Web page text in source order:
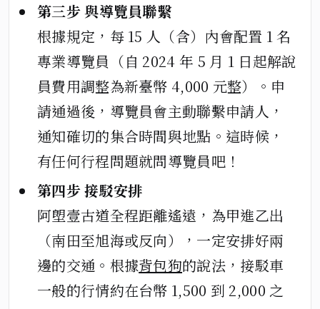
第三步 與導覽員聯繫
根據規定，每 15 人（含）內會配置 1 名
專業導覽員（自 2024 年 5 月 1 日起解說
員費用調整為新臺幣 4,000 元整）。申
請通過後，導覽員會主動聯繫申請人，
通知確切的集合時間與地點。這時候，
有任何行程問題就問導覽員吧！
第四步 接駁安排
阿塱壹古道全程距離遙遠，為甲進乙出
（南田至旭海或反向），一定安排好兩
邊的交通。根據背包狗的說法，接駁車
一般的行情約在台幣 1,500 到 2,000 之